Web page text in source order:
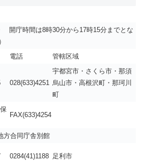
庁時間は8時30分から17時15分までとな
電話 管轄区域
028(633)4251
宇都宮市・さくら市・那須
烏山市・高根沢町・那珂川
町
FAX(633)4254
方合同庁舎別館
0284(41)1188 足利市